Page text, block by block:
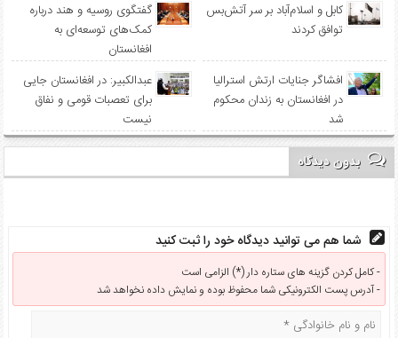
کابل و اسلام‌آباد بر سر آتش‌بس
توافق کردند
گفتگوی روسیه و هند درباره
کمک‌های توسعه‌ای به
افغانستان
افشاگر جنایات ارتش استرالیا
در افغانستان به زندان محکوم
شد
عبدالکبیر: در افغانستان جایی
برای تعصبات قومی و نفاق
نیست
بدون دیدگاه
کامل کردن گزینه های ستاره دار (*) الزامی است -
آدرس پست الکترونیکی شما محفوظ بوده و نمایش داده نخواهد شد -